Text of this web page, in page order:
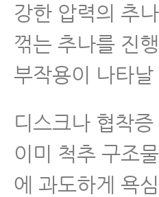
강한 압력의 추
꺾는 추나를 진
부작용이 나타
디스크나 협착
이미 척추 구조
에 과도하게 욕